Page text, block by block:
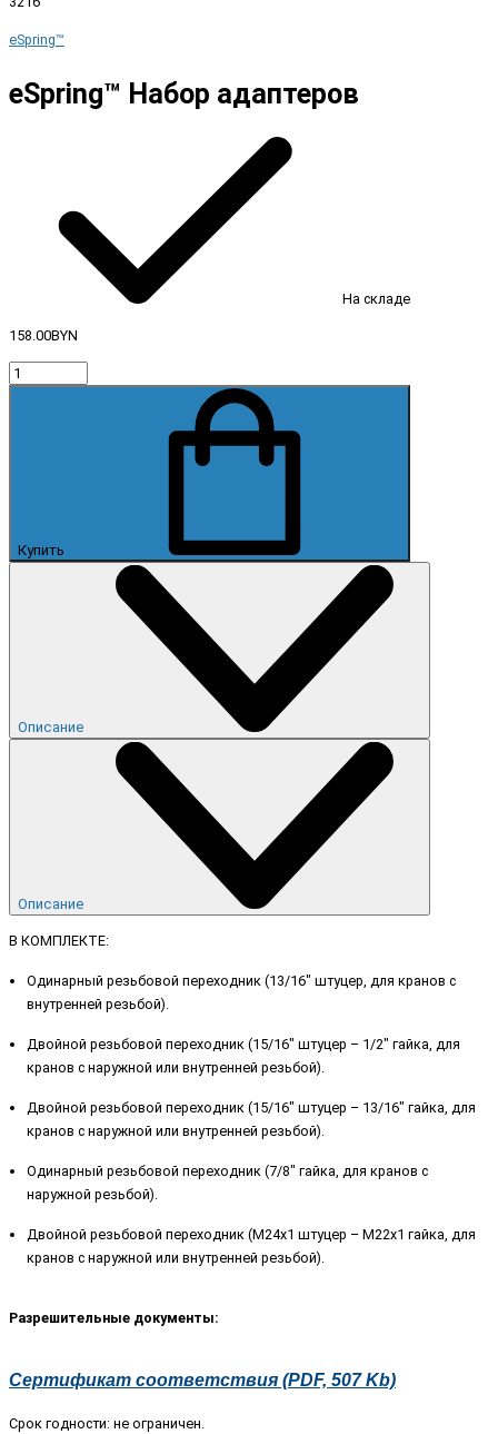
eSpring™
eSpring™ Набор адаптеров
На складе
158.00BYN
Купить
Описание
Описание
В КОМПЛЕКТЕ:
Одинарный резьбовой переходник (13/16" штуцер, для кранов с
внутренней резьбой).
Двойной резьбовой переходник (15/16" штуцер – 1/2" гайка, для
кранов с наружной или внутренней резьбой).
Двойной резьбовой переходник (15/16" штуцер – 13/16" гайка, для
кранов с наружной или внутренней резьбой).
Одинарный резьбовой переходник (7/8" гайка, для кранов с
наружной резьбой).
Двойной резьбовой переходник (М24х1 штуцер – М22х1 гайка, для
кранов с наружной или внутренней резьбой).
Разрешительные документы:
Сертификат соответствия (PDF, 507 Kb)
Срок годности: не ограничен.